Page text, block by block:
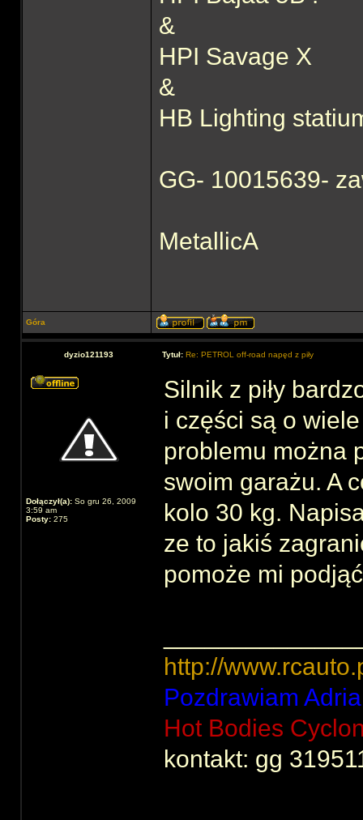
&
HPI Savage X
&
HB Lighting
GG- 10015639-
MetallicA
Góra
dyzio121193 Tytuł: Re: PETROL off-road napęd z piły
Dołączył(a): So gru 26, 2009
3:59 am
Posty: 275
Silnik z piły
i części są o
problemu można
swoim garażu. A
kolo 30 kg.
ze to jakiś
pomoże mi
http://
Pozdrawiam
Hot Bodies
kontakt: gg